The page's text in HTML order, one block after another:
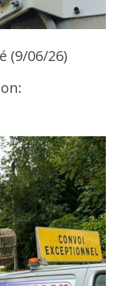
(9/06/26)